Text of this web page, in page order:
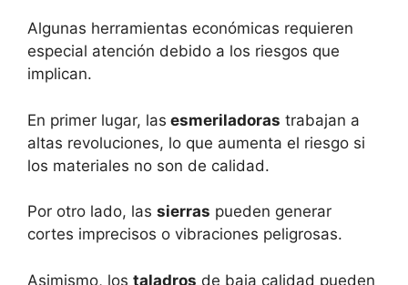
Algunas herramientas económicas requieren
especial atención debido a los riesgos que
implican.
En primer lugar, las esmeriladoras trabajan a
altas revoluciones, lo que aumenta el riesgo si
los materiales no son de calidad.
Por otro lado, las sierras pueden generar
cortes imprecisos o vibraciones peligrosas.
Asimismo, los taladros de baja calidad pueden